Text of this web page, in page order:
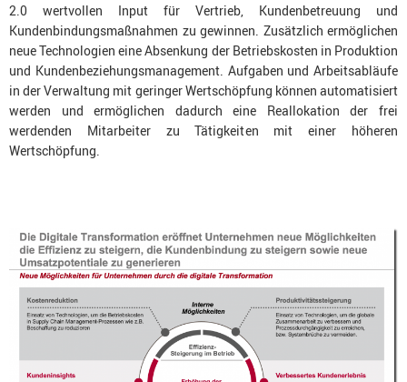
2.0 wertvollen Input für Vertrieb, Kundenbetreuung und
Kundenbindungsmaßnahmen zu gewinnen. Zusätzlich ermöglichen
neue Technologien eine Absenkung der Betriebskosten in Produktion
und Kundenbeziehungsmanagement. Aufgaben und Arbeitsabläufe
in der Verwaltung mit geringer Wertschöpfung können automatisiert
werden und ermöglichen dadurch eine Reallokation der frei
werdenden Mitarbeiter zu Tätigkeiten mit einer höheren
Wertschöpfung.